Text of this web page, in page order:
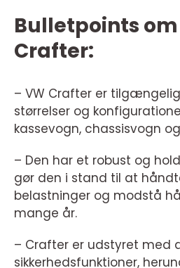
Bulletpoints om
Crafter:
– VW Crafter er
størrelser og
kassevogn, chassisvogn
– Den har et robust og
gør den i stand til at
belastninger og modstå
mange år.
– Crafter er udstyret med
sikkerhedsfunktioner,